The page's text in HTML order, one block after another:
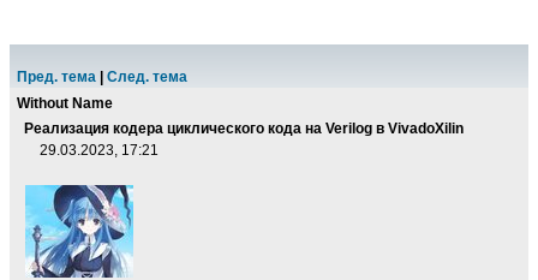
Пред. тема
След. тема
Without Name
Реализация кодера циклического кода на Verilog в VivadoXilin
29.03.2023, 17:21